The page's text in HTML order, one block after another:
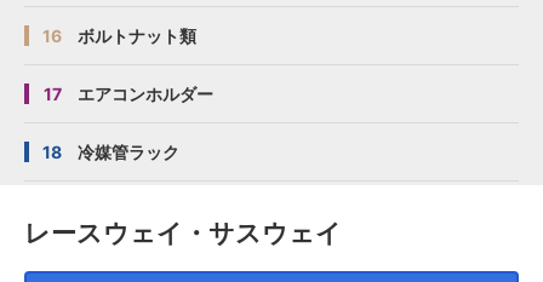
16 ボルトナット類
17 エアコンホルダー
18 冷媒管ラック
レースウェイ・サスウェイ